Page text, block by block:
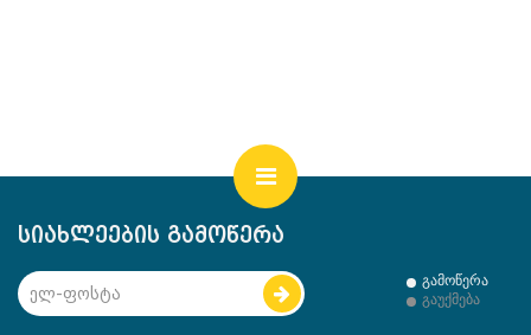
სიახლეების გამოწერა
გამოწერა
გაუქმება